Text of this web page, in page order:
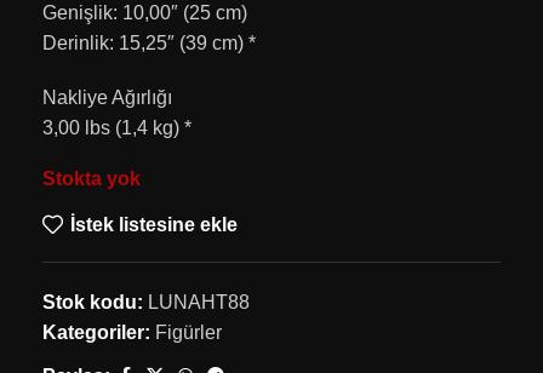
Genişlik: 10,00″ (25 cm)
Derinlik: 15,25″ (39 cm) *
Nakliye Ağırlığı
3,00 lbs (1,4 kg) *
Stokta yok
İstek listesine ekle
Stok kodu: LUNAHT88
Kategoriler: Figürler